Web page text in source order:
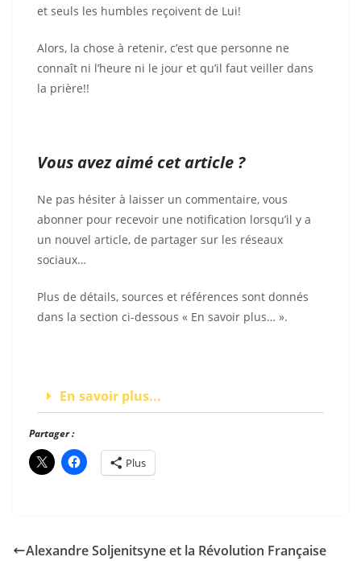
et seuls les humbles reçoivent de Lui!
Alors, la chose à retenir, c’est que personne ne
connaît ni l’heure ni le jour et qu’il faut veiller dans
la prière!!
Vous avez aimé cet article ?
Ne pas hésiter à laisser un commentaire, vous
abonner pour recevoir une notification lorsqu’il y a
un nouvel article, de partager sur les réseaux
sociaux…
Plus de détails, sources et références sont donnés
dans la section ci-dessous « En savoir plus… ».
En savoir plus...
Partager :
Plus
Alexandre Soljenitsyne et la Révolution Française